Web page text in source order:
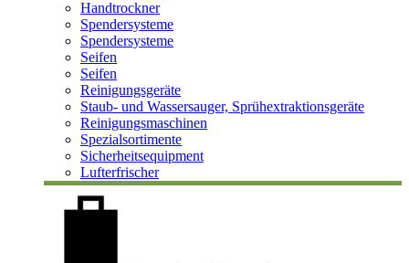
Handtrockner
Spendersysteme
Spendersysteme
Seifen
Seifen
Reinigungsgeräte
Staub- und Wassersauger, Sprühextraktionsgeräte
Reinigungsmaschinen
Spezialsortimente
Sicherheitsequipment
Lufterfrischer